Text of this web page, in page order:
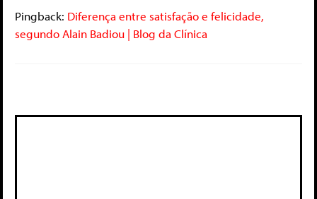
Pingback: Diferença entre satisfação e felicidade,
segundo Alain Badiou | Blog da Clínica